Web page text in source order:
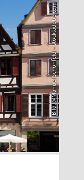
Bild: @Manuel Schönfeld – stock.adobe.com